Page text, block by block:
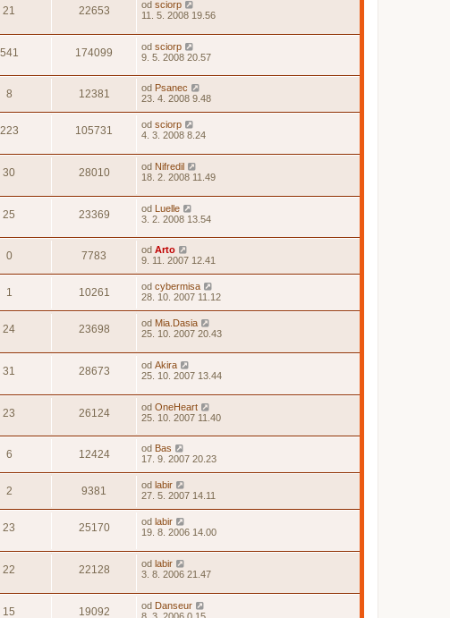
21 22653 od sciorp
11. 5. 2008 19.56
541 174099 od sciorp
9. 5. 2008 20.57
8 12381 od Psanec
23. 4. 2008 9.48
223 105731 od sciorp
4. 3. 2008 8.24
30 28010 od Nifredil
18. 2. 2008 11.49
25 23369 od Luelle
3. 2. 2008 13.54
0 7783 od Arto
9. 11. 2007 12.41
1 10261 od cybermisa
28. 10. 2007 11.12
24 23698 od Mia.Dasia
25. 10. 2007 20.43
31 28673 od Akira
25. 10. 2007 13.44
23 26124 od OneHeart
25. 10. 2007 11.40
6 12424 od Bas
17. 9. 2007 20.23
2 9381 od labir
27. 5. 2007 14.11
23 25170 od labir
19. 8. 2006 14.00
22 22128 od labir
3. 8. 2006 21.47
15 19092 od Danseur
8. 3. 2006 0.15